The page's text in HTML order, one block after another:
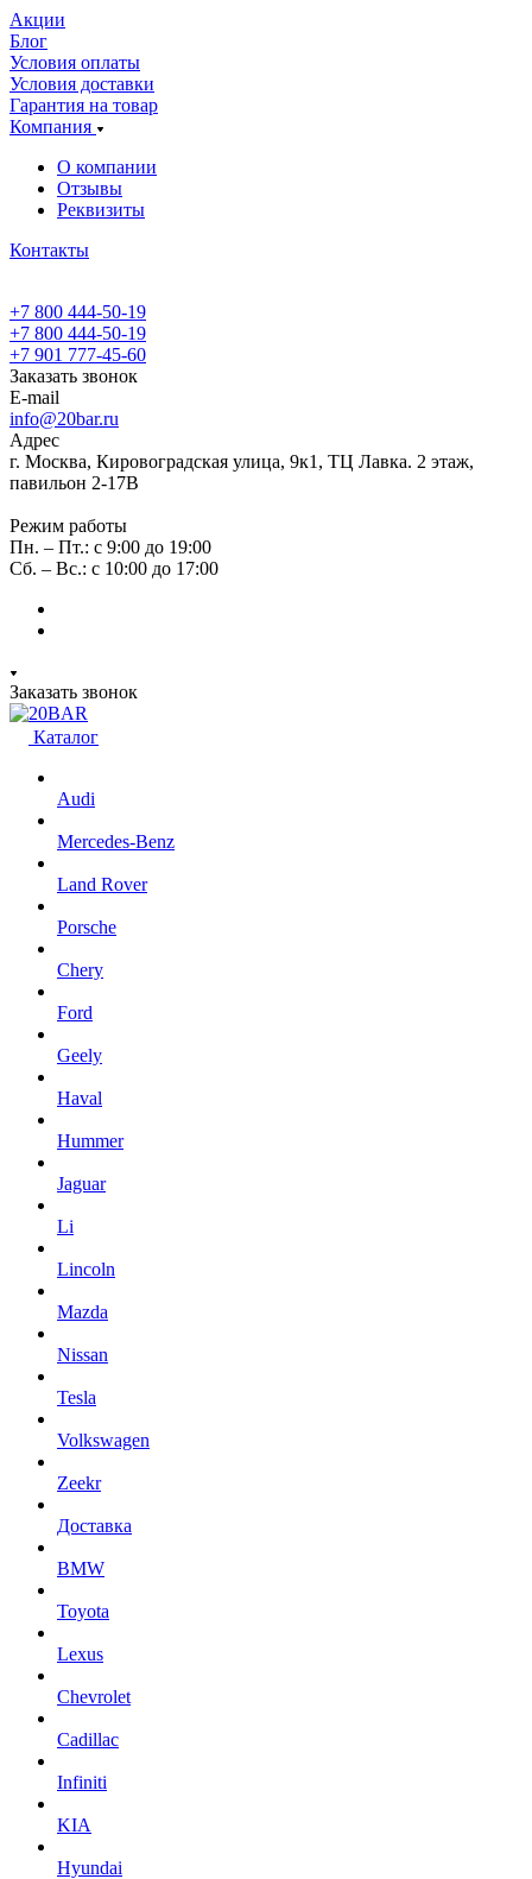
Акции
Блог
Условия оплаты
Условия доставки
Гарантия на товар
Компания
О компании
Отзывы
Реквизиты
Контакты
+7 800 444-50-19
+7 800 444-50-19
+7 901 777-45-60
Заказать звонок
E-mail
info@20bar.ru
Адрес
г. Москва, Кировоградская улица, 9к1, ТЦ Лавка. 2 этаж,
павильон 2-17В
Режим работы
Пн. – Пт.: с 9:00 до 19:00
Сб. – Вс.: с 10:00 до 17:00
Заказать звонок
Каталог
Audi
Mercedes-Benz
Land Rover
Porsche
Chery
Ford
Geely
Haval
Hummer
Jaguar
Li
Lincoln
Mazda
Nissan
Tesla
Volkswagen
Zeekr
Доставка
BMW
Toyota
Lexus
Chevrolet
Cadillac
Infiniti
KIA
Hyundai